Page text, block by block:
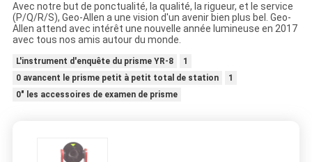
Avec notre but de ponctualité, la qualité, la rigueur, et le service
(P/Q/R/S), Geo-Allen a une vision d'un avenir bien plus bel. Geo-
Allen attend avec intérêt une nouvelle année lumineuse en 2017
avec tous nos amis autour du monde.
L'instrument d'enquête du prisme YR-8
1
0 avancent le prisme petit à petit total de station
1
0" les accessoires de examen de prisme